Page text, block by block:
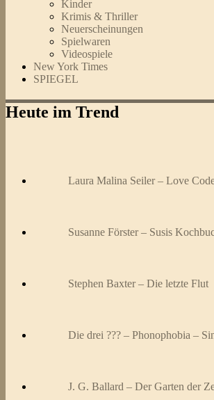
Kinder
Krimis & Thriller
Neuerscheinungen
Spielwaren
Videospiele
New York Times
SPIEGEL
Heute im Trend
Laura Malina Seiler – Love
Susanne Förster – Susis
Stephen Baxter – Die letzte Flut
Die drei ??? – Phonophobia –
J. G. Ballard – Der Garten der